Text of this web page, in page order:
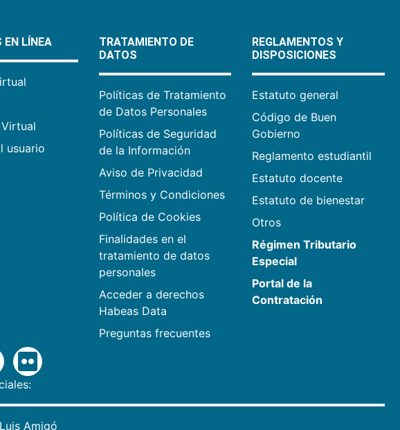
EN LÍNEA
usuario
TRATAMIENTO DE
DATOS
Políticas de Tratamiento
de Datos Personales
Políticas de Seguridad
de la Información
Aviso de Privacidad
Términos y Condiciones
Política de Cookies
Finalidades en el
tratamiento de datos
personales
Acceder a derechos
Habeas Data
Preguntas frecuentes
REGLAMENTOS Y
DISPOSICIONES
Estatuto general
Código de Buen
Gobierno
Reglamento estudiantil
Estatuto docente
Estatuto de bienestar
Otros
Régimen Tributario
Especial
Portal de la
Contratación
Amigó